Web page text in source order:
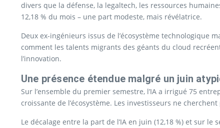
divers que la défense, la legaltech, les ressources
12,18 % du mois – une part modeste, mais révélatrice.
Deux ex-ingénieurs issus de l’écosystème technologique
comment les talents migrants des géants du cloud
l’innovation.
Une présence étendue malgré un juin
Sur l’ensemble du premier semestre, l’IA a irrigué 75
croissante de l’écosystème. Les investisseurs ne
Le décalage entre la part de l’IA en juin (12,18 %) et sur